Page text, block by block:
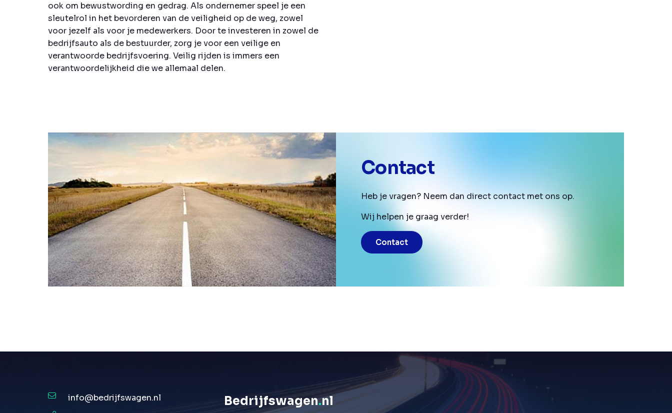
ook om bewustwording en gedrag. Als ondernemer speel je een
sleutelrol in het bevorderen van de veiligheid op de weg, zowel
voor jezelf als voor je medewerkers. Door te investeren in zowel de
bedrijfsauto als de bestuurder, zorg je voor een veilige en
verantwoorde bedrijfsvoering. Veilig rijden is immers een
verantwoordelijkheid die we allemaal delen.
Contact
Heb je vragen? Neem dan direct contact met ons op.
Wij helpen je graag verder!
Contact
info@bedrijfswagen.nl
Bedrijfswagen.nl